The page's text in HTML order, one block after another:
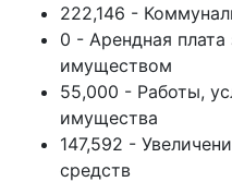
222,146 -
0 - Арендная плата
имуществом
55,000 - Работы,
имущества
147,592 -
средств